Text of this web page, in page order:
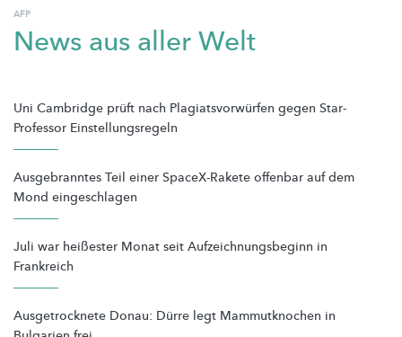
AFP
News aus aller Welt
Uni Cambridge prüft nach Plagiatsvorwürfen gegen Star-
Professor Einstellungsregeln
Ausgebranntes Teil einer SpaceX-Rakete offenbar auf dem
Mond eingeschlagen
Juli war heißester Monat seit Aufzeichnungsbeginn in
Frankreich
Ausgetrocknete Donau: Dürre legt Mammutknochen in